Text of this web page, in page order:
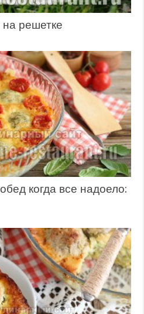
на решетке
когда все надоело: